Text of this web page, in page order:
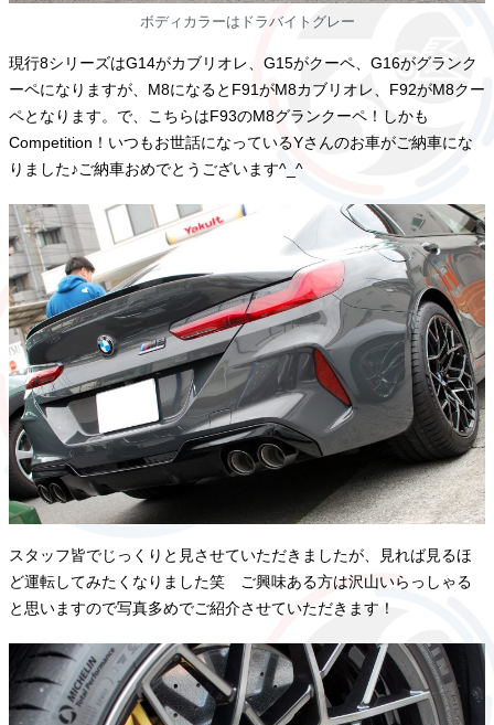
ボディカラーはドラバイトグレー
現行8シリーズはG14がカブリオレ、G15がクーペ、G16がグランク
ーペになりますが、M8になるとF91がM8カブリオレ、F92がM8クー
ペとなります。で、こちらはF93のM8グランクーペ！しかも
Competition！いつもお世話になっているYさんのお車がご納車にな
りました♪ご納車おめでとうございます^_^
スタッフ皆でじっくりと見させていただきましたが、見れば見るほ
ど運転してみたくなりました笑 ご興味ある方は沢山いらっしゃる
と思いますので写真多めでご紹介させていただきます！